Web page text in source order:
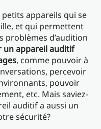
appareils qui se
et qui permettent
problèmes d’audition
un appareil auditif
, comme pouvoir à
percevoir
pouvoir
etc. Mais saviez-
auditif a aussi un
sécurité?